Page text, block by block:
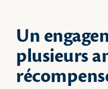
Un
plusieurs